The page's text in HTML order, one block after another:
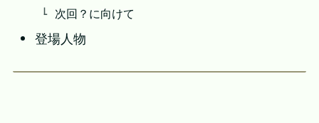
次回？に向けて
登場人物